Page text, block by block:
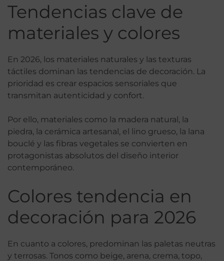
Tendencias clave de
materiales y colores
En 2026, los materiales naturales y las texturas
táctiles dominan las tendencias de decoración. La
prioridad es crear espacios sensoriales que
transmitan autenticidad y confort.
Por ello, materiales como la madera natural, la
piedra, la cerámica artesanal, el lino grueso, la lana
bouclé y las fibras vegetales se convierten en
protagonistas absolutos del diseño interior
contemporáneo.
Colores tendencia en
decoración para 2026
En cuanto a colores, predominan las paletas neutras
y terrosas. Tonos como beige, arena, crema, topo,